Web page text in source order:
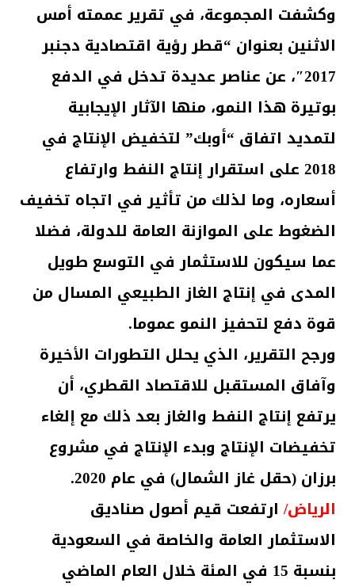
وكشفت المجموعة، في تقرير عممته أمس
الاثنين بعنوان “قطر رؤية اقتصادية دجنبر
2017″، عن عناصر عديدة تدخل في الدفع
بوتيرة هذا النمو، منها الآثار الإيجابية
لتمديد اتفاق “أوبك” لتخفيض الإنتاج في
2018 على استقرار إنتاج النفط وارتفاع
أسعاره، وما لذلك من تأثير في اتجاه تخفيف
الضغوط على الموازنة العامة للدولة، فضلا
عما سيكون للاستثمار في التوسع طويل
المدى في إنتاج الغاز الطبيعي المسال من
قوة دفع لتحفيز النمو عموما.
ورجح التقرير، الذي يحلل التطورات الأخيرة
وآفاق المستقبل للاقتصاد القطري، أن
يرتفع إنتاج النفط والغاز بعد ذلك مع إلغاء
تخفيضات الإنتاج وبدء الإنتاج في مشروع
برزان (حقل غاز الشمال) في عام 2020.
الرياض/ارتفعت قيم أصول صناديق
الاستثمار العامة والخاصة في السعودية
بنسبة 15 في المئة خلال العام الماضي